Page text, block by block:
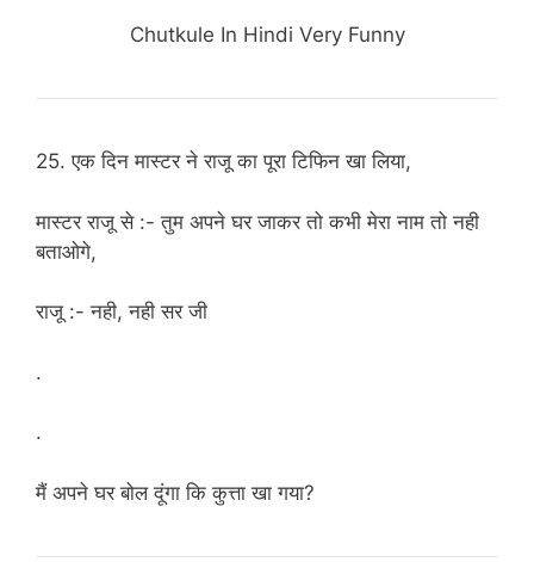
Chutkule In Hindi Very Funny
25. एक दिन मास्टर ने राजू का पूरा टिफिन खा लिया,
मास्टर राजू से :- तुम अपने घर जाकर तो कभी मेरा नाम तो नही
बताओगे,
राजू :- नही, नही सर जी
.
.
मैं अपने घर बोल दूंगा कि कुत्ता खा गया?